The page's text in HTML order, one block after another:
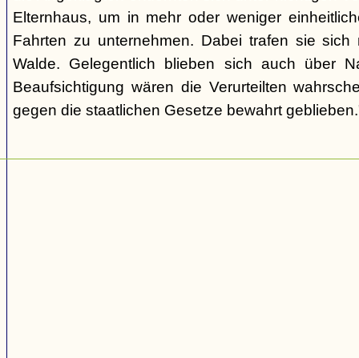
Elternhaus, um in mehr oder weniger
Fahrten zu unternehmen. Dabei trafen sie sich
Walde. Gelegentlich blieben sich auch über
Beaufsichtigung wären die Verurteilten
gegen die staatlichen Gesetze bewahrt